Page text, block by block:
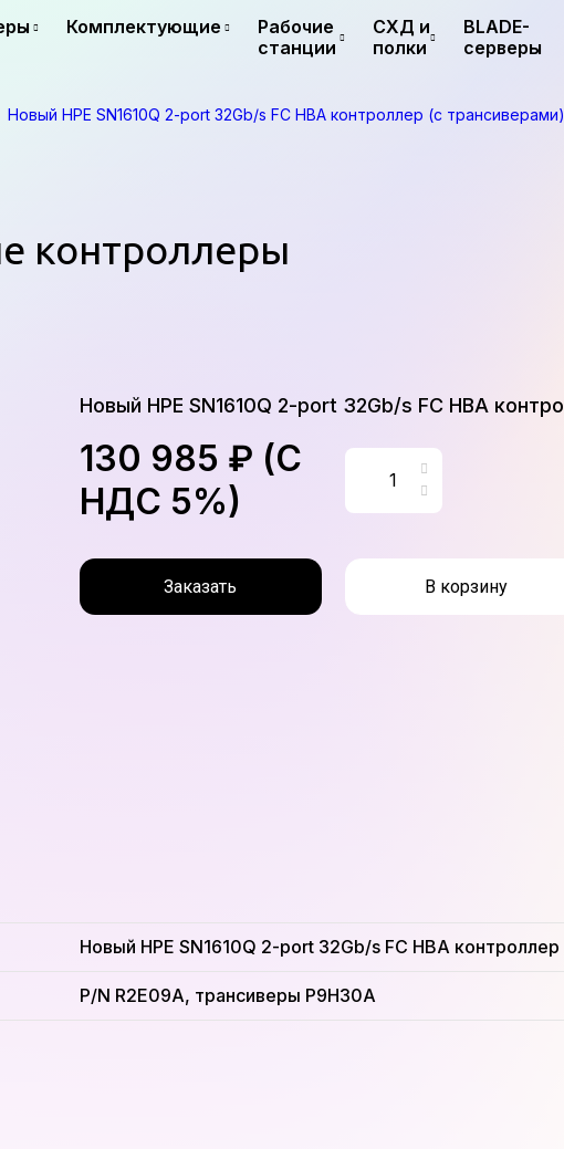
Комплектующие
Рабочие
станции
СХД и
полки
BLADE-
серверы
Новый HPE SN1610Q 2-port 32Gb/s FC HBA контроллер (с трансиверами)
контроллеры
Новый HPE SN1610Q 2-port 32Gb/s FC HBA
130 985 ₽ (С
НДС 5%)
Заказать В корзину
Новый HPE SN1610Q 2-port 32Gb/s FC HBA
P/N R2E09A, трансиверы P9H30A